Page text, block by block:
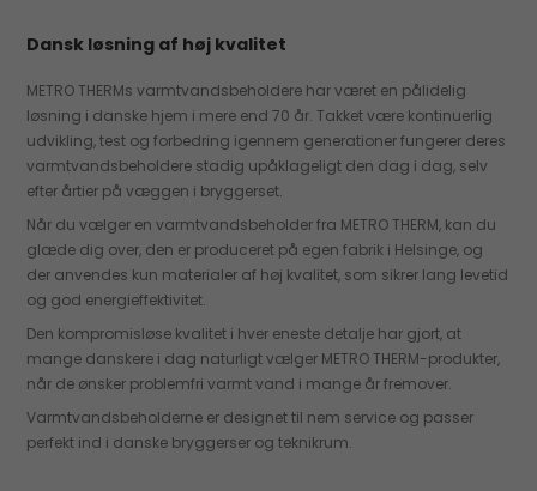
Dansk løsning af høj kvalitet
METRO THERMs varmtvandsbeholdere har været en pålidelig
løsning i danske hjem i mere end 70 år. Takket være kontinuerlig
udvikling, test og forbedring igennem generationer fungerer deres
varmtvandsbeholdere stadig upåklageligt den dag i dag, selv
efter årtier på væggen i bryggerset.
Når du vælger en varmtvandsbeholder fra METRO THERM, kan du
glæde dig over, den er produceret på egen fabrik i Helsinge, og
der anvendes kun materialer af høj kvalitet, som sikrer lang levetid
og god energieffektivitet.
Den kompromisløse kvalitet i hver eneste detalje har gjort, at
mange danskere i dag naturligt vælger METRO THERM-produkter,
når de ønsker problemfri varmt vand i mange år fremover.
Varmtvandsbeholderne er designet til nem service og passer
perfekt ind i danske bryggerser og teknikrum.